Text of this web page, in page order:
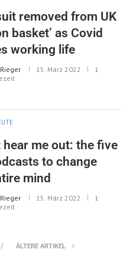
removed from UK
basket’ as Covid
working life
15. März 2022
1
hear me out: the five
to change
mind
15. März 2022
1
ÄLTERE ARTIKEL